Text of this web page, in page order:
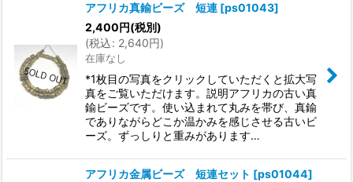
アフリカ真鍮ビーズ 短連 [ps01043]
2,400円(税別)
(税込: 2,640円)
在庫なし
*1枚目の写真をクリックしていただくと拡大写
真をご覧いただけます。説明アフリカの古い真
鍮ビーズです。使い込まれて丸みを帯び、真鍮
でありながらどこか温かみを感じさせる古いビ
ーズ。ずっしりと重みがあります…
アフリカ金属ビーズ 短連セット [ps01044]